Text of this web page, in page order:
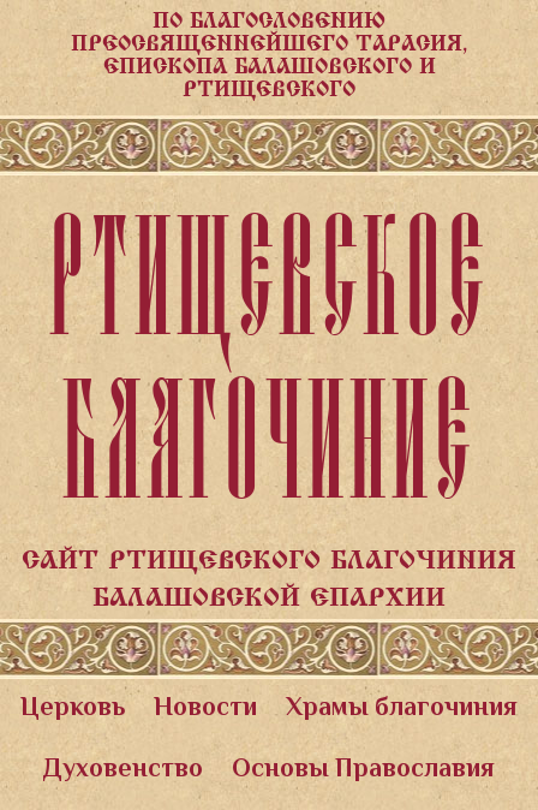
ПО БЛАГОСЛОВЕНИЮ
ПРЕОСВЯЩЕННЕЙШЕГО ТАРАСИЯ,
ЕПИСКОПА БАЛАШОВСКОГО И
РТИЩЕВСКОГО
РТИЩЕВСКОЕ
БЛАГОЧИНИЕ
САЙТ РТИЩЕВСКОГО БЛАГОЧИНИЯ
БАЛАШОВСКОЙ ЕПАРХИИ
Церковь Новости
Храмы благочиния
Духовенство
Основы Православия